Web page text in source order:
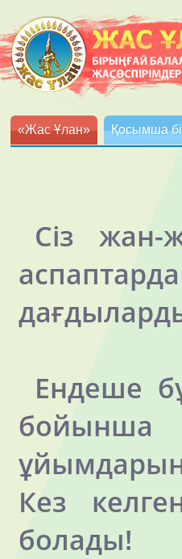
«Жас Ұлан» Қосымша
Сіз
Ендеше
Кез
болады!